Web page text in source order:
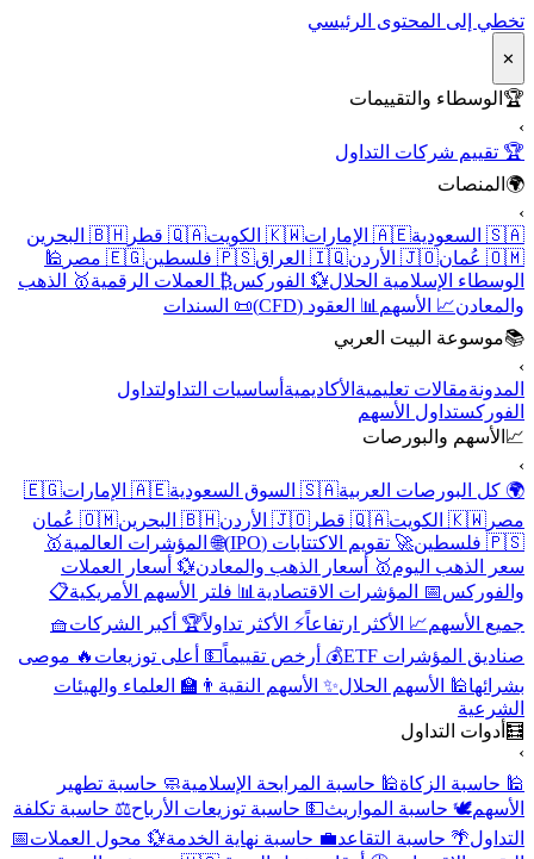
تخطي إلى المحتوى الرئيسي
✕
🏆الوسطاء والتقييمات
🏆 تقييم شركات التداول
🌍المنصات
🇸🇦 السعودية
🇦🇪 الإمارات 🇰🇼 الكويت 🇶🇦 قطر
🇧🇭 البحرين
🇴🇲 عُمان
🇯🇴 الأردن 🇮🇶 العراق 🇵🇸 فلسطين 🇪🇬 مصر
🕌
الوسطاء الإسلامية الحلال 💱 الفوركس ₿ العملات الرقمية🥇 الذهب
والمعادن📈 الأسهم📊 العقود (CFD)
📜 السندات
📚موسوعة البيت العربي
المدونةمقالات تعليميةالأكاديميةأساسيات التداولتداول
الفوركستداول الأسهم
📈الأسهم والبورصات
🌍 كل البورصات العربية🇸🇦 السوق السعودية 🇦🇪 الإمارات
🇪🇬
مصر 🇰🇼 الكويت 🇶🇦 قطر 🇯🇴 الأردن 🇧🇭 البحرين
🇴🇲 عُمان
🇵🇸 فلسطين
🚀 تقويم الاكتتابات (IPO) 🌐 المؤشرات العالمية🥇
سعر الذهب اليوم🥇 أسعار الذهب والمعادن💱 أسعار العملات
والفوركس 📅 المؤشرات الاقتصادية📊 فلتر الأسهم الأمريكية📋
جميع الأسهم📈 الأكثر ارتفاعاً⚡ الأكثر تداولاً🏆 أكبر الشركات🧺
صناديق المؤشرات ETF
💰 أرخص تقييماً💵 أعلى توزيعات🔥 موصى
بشرائها🕌 الأسهم الحلال ✨ الأسهم النقية👨‍🏫 العلماء والهيئات
الشرعية
🧮أدوات التداول
🕌 حاسبة الزكاة🕌 حاسبة المرابحة الإسلامية🧼 حاسبة تطهير
الأسهم🕊️ حاسبة المواريث💵 حاسبة توزيعات الأرباح⚖️ حاسبة تكلفة
التداول 🌴 حاسبة التقاعد💼 حاسبة نهاية الخدمة💱 محول العملات📅